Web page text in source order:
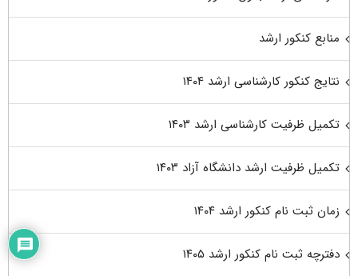
منابع کنکور ارشد
نتایج کنکور کارشناسی ارشد ۱۴۰۴
تکمیل ظرفیت کارشناسی ارشد ۱۴۰۳
تکمیل ظرفیت ارشد دانشگاه آزاد ۱۴۰۳
زمان ثبت نام کنکور ارشد ۱۴۰۴
دفترچه ثبت نام کنکور ارشد ۱۴۰۵